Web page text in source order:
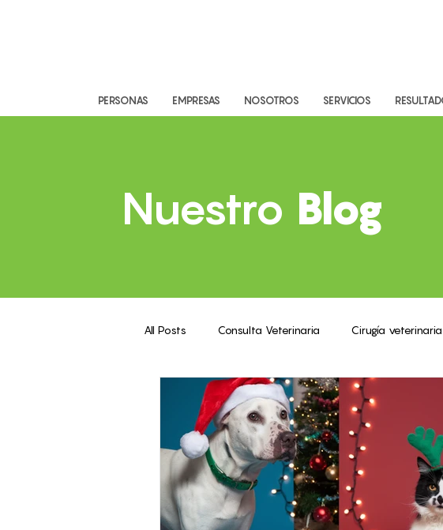
PERSONAS EMPRESAS NOSOTROS SERVICIOS
Nuestro Blog
All Posts Consulta Veterinaria Cirugía veterinaria
Imágenes Diagnósticas Odontología Veterinaria